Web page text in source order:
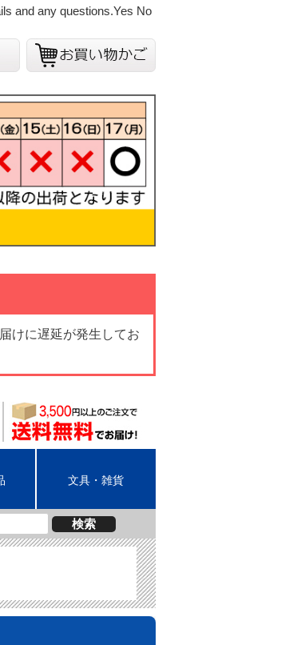
けに遅延が発生してお
文具・雑貨
検索
and any questions.Yes No